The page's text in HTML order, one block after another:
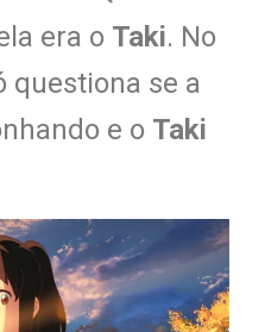
era o Taki. No
questiona se a
e o Taki